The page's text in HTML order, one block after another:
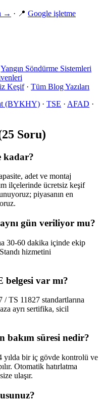
→ · 📍 Google işletme
Yangın Söndürme Sistemleri
Keşif· Tüm Blog Yazıları
(BYKHY) · TSE · AFAD ·
Soru)
kadar?
adet ve montaj
ilçelerinde ücretsiz keşif
piyasanın en
gün veriliyor mu?
30-60 dakika içinde ekip
hizmetini
belgesi var mı?
TS 11827 standartlarına
ayrı sertifika, sicil
bakım süresi nedir?
yılda bir iç gövde kontrolü ve
Otomatik hatırlatma
ulaşır.